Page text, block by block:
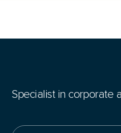
Specialist in corporate